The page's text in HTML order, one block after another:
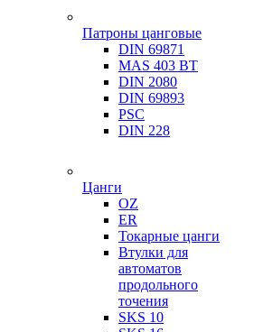
Патроны цанговые
DIN 69871
MAS 403 BT
DIN 2080
DIN 69893
PSC
DIN 228
Цанги
OZ
ER
Токарные цанги
Втулки для
автоматов
продольного
точения
SKS 10